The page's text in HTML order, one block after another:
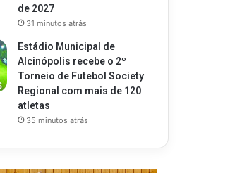
de 2027
31 minutos atrás
Estádio Municipal de
Alcinópolis recebe o 2º
Torneio de Futebol Society
Regional com mais de 120
atletas
35 minutos atrás